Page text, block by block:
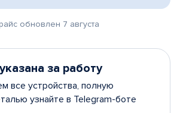
обновлен 7 августа
за работу
все устройства, полную
узнайте в Telegram-боте